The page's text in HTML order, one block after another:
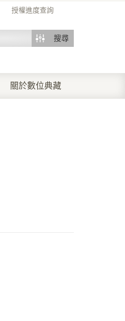
授權進度查詢
搜尋
關於數位典藏